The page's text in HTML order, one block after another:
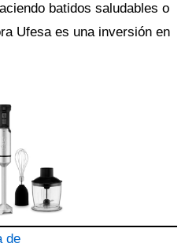
batidos saludables o
Ufesa es una inversión en
de